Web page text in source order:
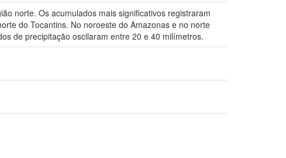
norte. Os acumulados mais significativos registraram
do Tocantins. No noroeste do Amazonas e no norte
de precipitação oscilaram entre 20 e 40 milímetros.